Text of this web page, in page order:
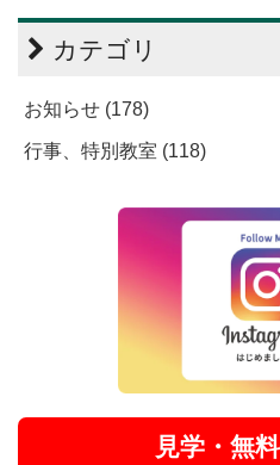
カテゴリ
お知らせ (178)
行事、特別教室 (118)
見学・無